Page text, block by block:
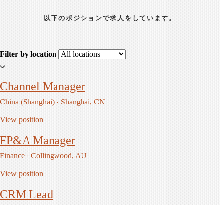
以下のポジションで求人をしています。
Filter by location
Channel Manager
China (Shanghai) · Shanghai, CN
View position
FP&A Manager
Finance · Collingwood, AU
View position
CRM Lead